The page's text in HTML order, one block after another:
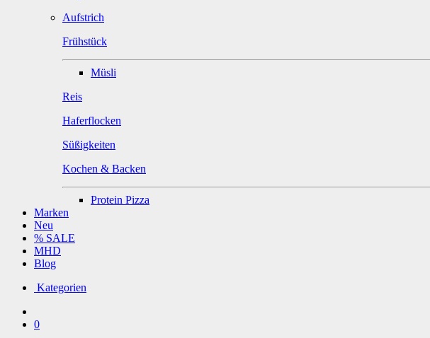
Aufstrich
Frühstück
Müsli
Reis
Haferflocken
Süßigkeiten
Kochen & Backen
Protein Pizza
Marken
Neu
% SALE
MHD
Blog
Kategorien
0